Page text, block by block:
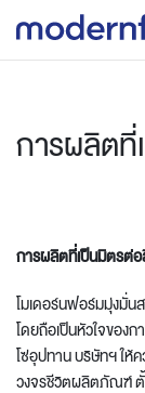
การผลิตที่
การผลิตที่เป็นมิตรต่
โมเดอร์นฟอร์มมุ่งมั่
โดยถือเป็นหัวใจของ
โซ่อุปทาน บริษัทฯ ใ
วงจรชีวิตผลิตภัณฑ์ ตั้